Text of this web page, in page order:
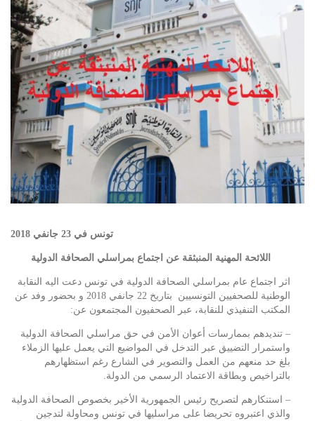
تونس في 23 جانفي 2018
اللائحة المهنية المنبثقة عن اجتماع بمراسلي الصحافة الدولية
اثر اجتماع عام بمراسلي الصحافة الدولية في تونس دعت اليه النقابة
الوطنية للصحفيين التونسيين بتاريخ 22 جانفي 2018 و بحضور وفد عن
المكتب التنفيذي للنقابة، عبر الصحفيون المجتمعون عن:
– تنديدهم بممارسات أعوان الأمن في حق مراسلي الصحافة الدولية
واستمرار التضييق عبر التدخل في المواضيع التي يعمل عليها الزملاء
بلغ حد منعهم من العمل والتصوير في الشارع رغم استظهارهم
بالتراخيص وبطاقة الاعتماد الرسمي من الدولة.
– استنكارهم لتصريح رئيس الجمهورية الأخير بخصوص الصحافة الدولية
والذي اعتبروه تحريضا على مراسليها في تونس ومحاولة لتدجين